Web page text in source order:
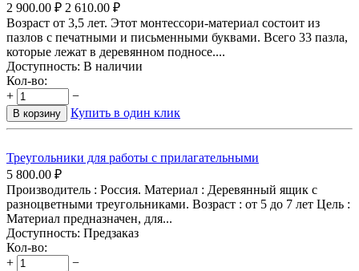
2 900.00 ₽ 2 610.00 ₽
Возраст от 3,5 лет. Этот монтессори-материал состоит из
пазлов с печатными и письменными буквами. Всего 33 пазла,
которые лежат в деревянном подносе....
Доступность: В наличии
Кол-во:
+
−
В корзину Купить в один клик
Треугольники для работы с прилагательными
5 800.00 ₽
Производитель : Россия. Материал : Деревянный ящик с
разноцветными треугольниками. Возраст : от 5 до 7 лет Цель :
Материал предназначен, для...
Доступность: Предзаказ
Кол-во:
+
−